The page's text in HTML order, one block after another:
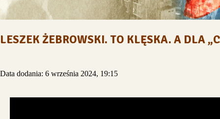
LESZEK ŻEBROWSKI. TO KLĘSKA. A DLA
Data dodania: 6 września 2024, 19:15